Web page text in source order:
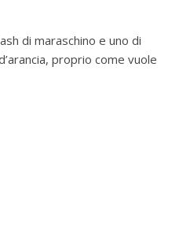
di maraschino e uno di
proprio come vuole